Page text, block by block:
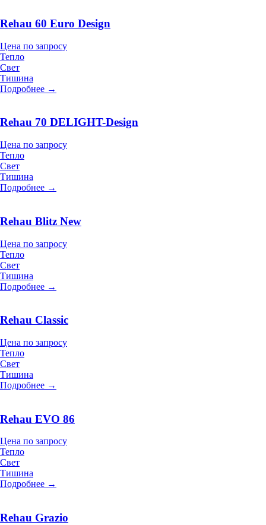
Rehau 60 Euro Design
Цена по запросу
Тепло
Свет
Тишина
Подробнее →
Rehau 70 DELIGHT-Design
Цена по запросу
Тепло
Свет
Тишина
Подробнее →
Rehau Blitz New
Цена по запросу
Тепло
Свет
Тишина
Подробнее →
Rehau Classic
Цена по запросу
Тепло
Свет
Тишина
Подробнее →
Rehau EVO 86
Цена по запросу
Тепло
Свет
Тишина
Подробнее →
Rehau Grazio